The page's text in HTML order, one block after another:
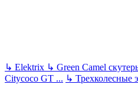
↳ Elektrix ↳ Green Camel
Citycoco GT ... ↳ Трехколесные